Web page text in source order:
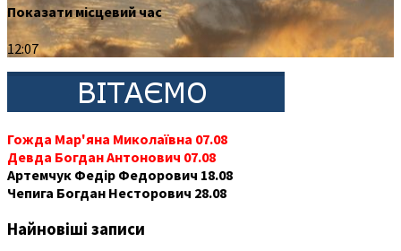
Показати місцевий час
12:07
Гожда Мар'яна Миколаївна 07.08
Девда Богдан Антонович 07.08
Артемчук Федір Федорович 18.08
Чепига Богдан Несторович 28.08
Найновіші записи